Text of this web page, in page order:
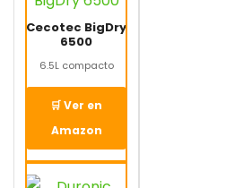
Cecotec BigDry
6500
6.5L compacto
🛒 Ver en
Amazon